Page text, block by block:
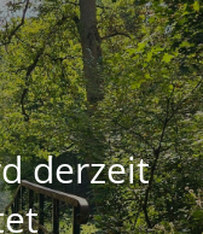
derzeit